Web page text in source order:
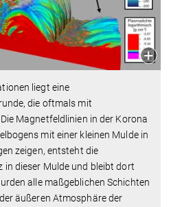
liegt eine
die oftmals mit
Magnetfeldlinien in der Korona
mit einer kleinen Mulde in
zeigen, entsteht die
dieser Mulde und bleibt dort
alle maßgeblichen Schichten
äußeren Atmosphäre der